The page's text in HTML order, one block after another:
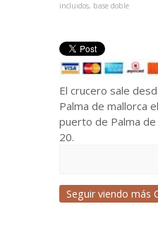
incluidos, base doble
El crucero sale
Palma de mallorca
puerto de Palma
20.
Seguir viendo más